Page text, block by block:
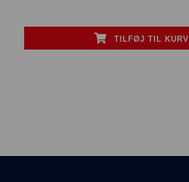
TILFØJ TIL KURV